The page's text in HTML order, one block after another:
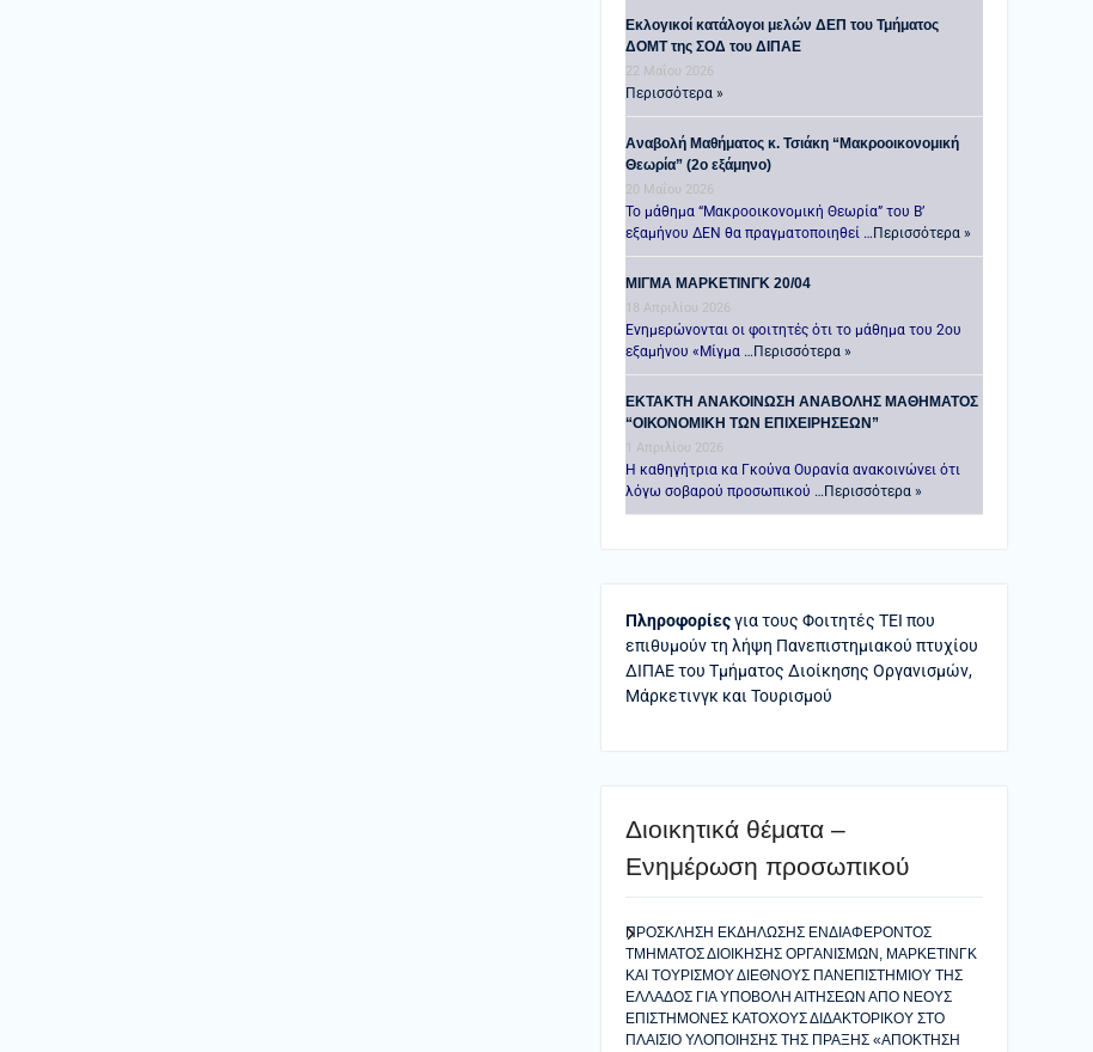
Εκλογικοί κατάλογοι μελών ΔΕΠ του Τμήματος
ΔΟΜΤ της ΣΟΔ του ΔΙΠΑΕ
22 Μαΐου 2026
Περισσότερα »
Αναβολή Μαθήματος κ. Τσιάκη “Μακροοικονομική
Θεωρία” (2ο εξάμηνο)
20 Μαΐου 2026
Το μάθημα “Μακροοικονομική Θεωρία” του Β’
εξαμήνου ΔΕΝ θα πραγματοποιηθεί … Περισσότερα »
ΜΙΓΜΑ ΜΑΡΚΕΤΙΝΓΚ 20/04
18 Απριλίου 2026
Ενημερώνονται οι φοιτητές ότι το μάθημα του 2ου
εξαμήνου «Μίγμα … Περισσότερα »
ΕΚΤΑΚΤΗ ΑΝΑΚΟΙΝΩΣΗ ΑΝΑΒΟΛΗΣ ΜΑΘΗΜΑΤΟΣ
“ΟΙΚΟΝΟΜΙΚΗ ΤΩΝ ΕΠΙΧΕΙΡΗΣΕΩΝ”
1 Απριλίου 2026
Η καθηγήτρια κα Γκούνα Ουρανία ανακοινώνει ότι
λόγω σοβαρού προσωπικού … Περισσότερα »
Πληροφορίεςγια τους Φοιτητές ΤΕΙ που
επιθυμούν τη λήψη Πανεπιστημιακού πτυχίου
ΔΙΠΑΕ του Τμήματος Διοίκησης Οργανισμών,
Μάρκετινγκ και Τουρισμού
Διοικητικά θέματα –
Ενημέρωση προσωπικού
ΠΡΟΣΚΛΗΣΗ ΕΚΔΗΛΩΣΗΣ ΕΝΔΙΑΦΕΡΟΝΤΟΣ
ΤΜΗΜΑΤΟΣ ΔΙΟΙΚΗΣΗΣ ΟΡΓΑΝΙΣΜΩΝ, ΜΑΡΚΕΤΙΝΓΚ
ΚΑΙ ΤΟΥΡΙΣΜΟΥ ΔΙΕΘΝΟΥΣ ΠΑΝΕΠΙΣΤΗΜΙΟΥ ΤΗΣ
ΕΛΛΑΔΟΣ ΓΙΑ ΥΠΟΒΟΛΗ ΑΙΤΗΣΕΩΝ ΑΠΟ ΝΕΟΥΣ
ΕΠΙΣΤΗΜΟΝΕΣ ΚΑΤΟΧΟΥΣ ΔΙΔΑΚΤΟΡΙΚΟΥ ΣΤΟ
ΠΛΑΙΣΙΟ ΥΛΟΠΟΙΗΣΗΣ ΤΗΣ ΠΡΑΞΗΣ «ΑΠΟΚΤΗΣΗ